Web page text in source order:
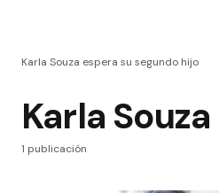
Karla Souza espera su segundo hijo
Karla
1 publicación